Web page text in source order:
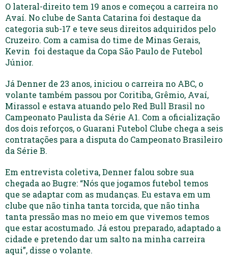
O lateral-direito tem 19 anos e começou a carreira no
Avaí. No clube de Santa Catarina foi destaque da
categoria sub-17 e teve seus direitos adquiridos pelo
Cruzeiro. Com a camisa do time de Minas Gerais,
Kevin foi destaque da Copa São Paulo de Futebol
Júnior.
Já Denner de 23 anos, iniciou o carreira no ABC, o
volante também passou por Coritiba, Grêmio, Avaí,
Mirassol e estava atuando pelo Red Bull Brasil no
Campeonato Paulista da Série A1. Com a oficialização
dos dois reforços, o Guarani Futebol Clube chega a seis
contratações para a disputa do Campeonato Brasileiro
da Série B.
Em entrevista coletiva, Denner falou sobre sua
chegada ao Bugre: “Nós que jogamos futebol temos
que se adaptar com as mudanças. Eu estava em um
clube que não tinha tanta torcida, que não tinha
tanta pressão mas no meio em que vivemos temos
que estar acostumado. Já estou preparado, adaptado a
cidade e pretendo dar um salto na minha carreira
aqui”, disse o volante.